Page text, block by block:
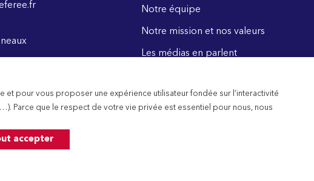
Notre équipe
Notre mission et nos valeurs
Les médias en parlent
© 2024 Marque Préférée Des Français. Tous les droits sont réservés.
pour vous proposer une expérience utilisateur fondée sur l’interactivité
Parce que le respect de votre vie privée est essentiel pour nous, nous
accepter